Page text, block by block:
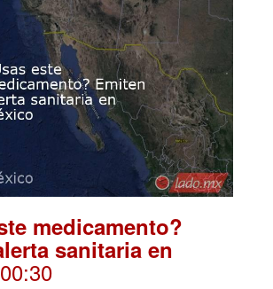
medicamento?
sanitaria en